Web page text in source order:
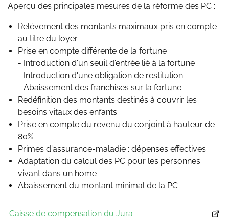
Aperçu des principales mesures de la réforme des PC :
Relèvement des montants maximaux pris en compte
au titre du loyer
Prise en compte différente de la fortune
- Introduction d'un seuil d'entrée lié à la fortune
- Introduction d'une obligation de restitution
- Abaissement des franchises sur la fortune
Redéfinition des montants destinés à couvrir les
besoins vitaux des enfants
Prise en compte du revenu du conjoint à hauteur de
80%
Primes d'assurance-maladie : dépenses effectives
Adaptation du calcul des PC pour les personnes
vivant dans un home
Abaissement du montant minimal de la PC
Caisse de compensation du Jura